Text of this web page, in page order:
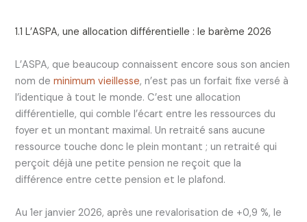
1.1 L’ASPA, une allocation différentielle : le barème 2026
L’ASPA, que beaucoup connaissent encore sous son ancien
nom deminimum vieillesse, n’est pas un forfait fixe versé à
l’identique à tout le monde. C’est une allocation
différentielle, qui comble l’écart entre les ressources du
foyer et un montant maximal. Un retraité sans aucune
ressource touche donc le plein montant ; un retraité qui
perçoit déjà une petite pension ne reçoit que la
différence entre cette pension et le plafond.
Au 1er janvier 2026, après une revalorisation de +0,9 %, le